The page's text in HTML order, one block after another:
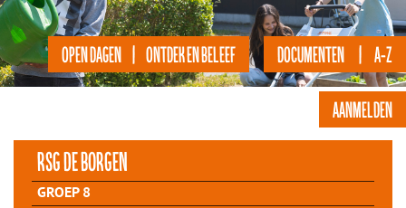
DOCUMENTEN | A-Z
OPEN DAGEN | ONTDEK EN BELEEF
AANMELDEN
rsg de Borgen
GROEP 8